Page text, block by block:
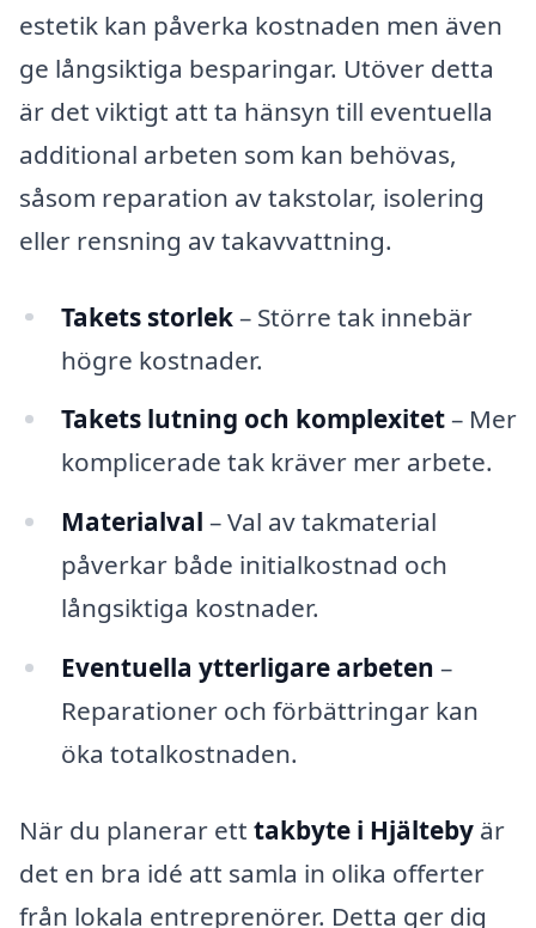
estetik kan påverka kostnaden men även
ge långsiktiga besparingar. Utöver detta
är det viktigt att ta hänsyn till eventuella
additional arbeten som kan behövas,
såsom reparation av takstolar, isolering
eller rensning av takavvattning.
Takets storlek– Större tak innebär
högre kostnader.
Takets lutning och komplexitet– Mer
komplicerade tak kräver mer arbete.
Materialval – Val av takmaterial
påverkar både initialkostnad och
långsiktiga kostnader.
Eventuella ytterligare arbeten –
Reparationer och förbättringar kan
öka totalkostnaden.
När du planerar ett takbyte i Hjälteby är
det en bra idé att samla in olika offerter
från lokala entreprenörer. Detta ger dig